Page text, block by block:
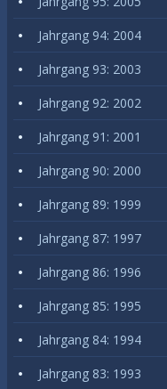
Jahrgang 94: 2004
Jahrgang 93: 2003
Jahrgang 92: 2002
Jahrgang 91: 2001
Jahrgang 90: 2000
Jahrgang 89: 1999
Jahrgang 87: 1997
Jahrgang 86: 1996
Jahrgang 85: 1995
Jahrgang 84: 1994
Jahrgang 83: 1993